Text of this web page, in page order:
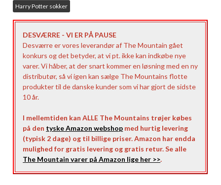
Harry Potter sokker
DESVÆRRE - VI ER PÅ PAUSE
Desværre er vores leverandør af The Mountain gået
konkurs og det betyder, at vi pt. ikke kan indkøbe nye
varer. Vi håber, at der snart kommer en løsning med en ny
distributør, så vi igen kan sælge The Mountains flotte
produkter til de danske kunder som vi har gjort de sidste
10 år.
I mellemtiden kan ALLE The Mountains trøjer købes
på den tyske Amazon webshop med hurtig levering
(typisk 2 dage) og til billige priser. Amazon har endda
mulighed for gratis levering og gratis retur. Se alle
The Mountain varer på Amazon lige her >>.